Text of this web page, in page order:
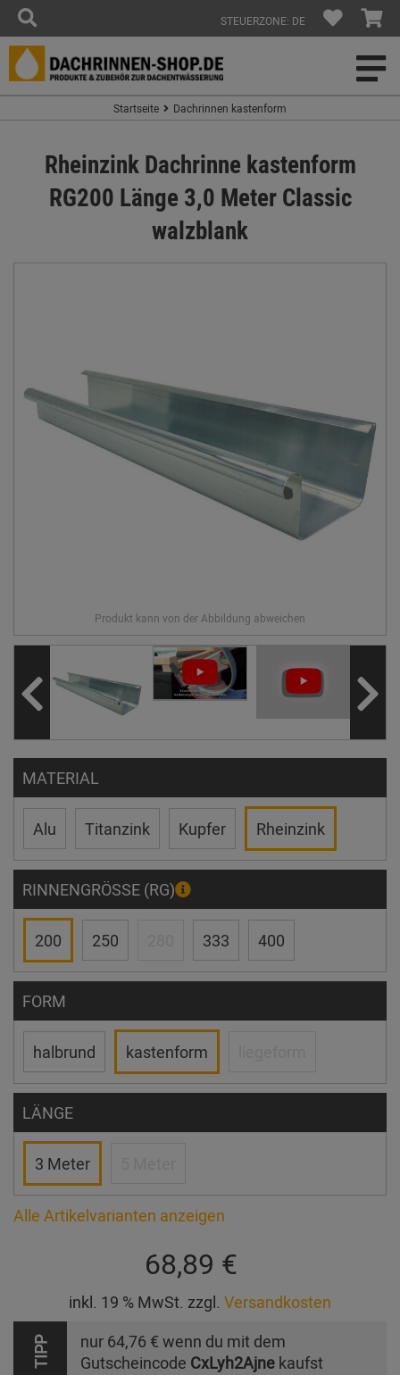
STEUERZONE: DE
Startseite Dachrinnen kastenform
Rheinzink Dachrinne kastenform
RG200 Länge 3,0 Meter Classic
walzblank
MATERIAL
Alu Titanzink Kupfer Rheinzink
RINNENGRÖSSE (RG)
200 250 333 400
FORM
halbrund kastenform
LÄNGE
3 Meter
Alle Artikelvarianten anzeigen
68,89 €
inkl. 19 % MwSt. zzgl. Versandkosten
TIPP nur 64,76 € wenn du mit dem
Gutscheincode CxLyh2Ajne kaufst